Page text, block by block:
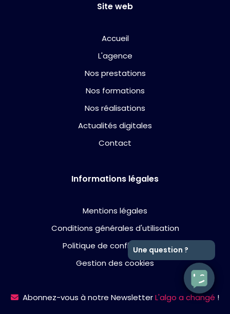
Site web
Accueil
L'agence
Nos prestations
Nos formations
Nos réalisations
Actualités digitales
Contact
Informations légales
Mentions légales
Conditions générales d'utilisation
Politique de confidentialité
Gestion des cookies
Abonnez-vous à notre NewsletterL'algo a changé !
Une question ?